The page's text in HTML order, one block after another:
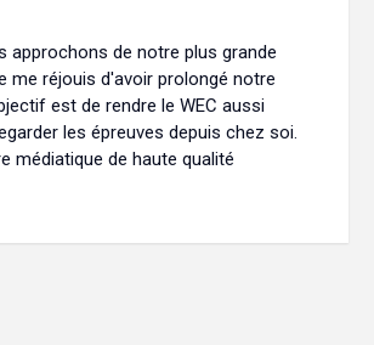
approchons de notre plus grande
me réjouis d'avoir prolongé notre
est de rendre le WEC aussi
les épreuves depuis chez soi.
médiatique de haute qualité